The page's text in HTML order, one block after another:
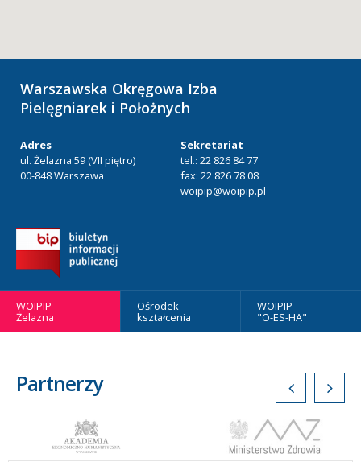
Warszawska Okręgowa Izba
Pielęgniarek i Położnych
Adres
ul. Żelazna 59 (VII piętro)
00-848 Warszawa
Sekretariat
tel.: 22 826 84 77
fax: 22 826 78 08
woipip@woipip.pl
WOIPIP
Żelazna
Ośrodek
kształcenia
WOIPIP
"O-ES-HA"
Partnerzy